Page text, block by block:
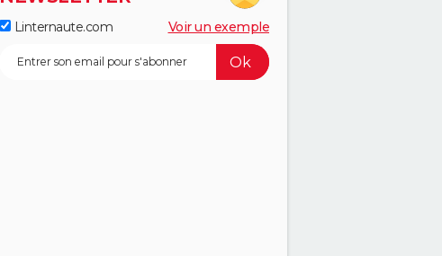
Linternaute.com Voir un exemple